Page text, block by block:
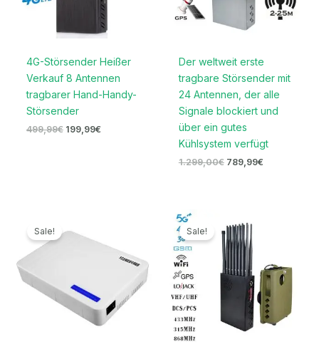
4G-Störsender Heißer
Verkauf 8 Antennen
tragbarer Hand-Handy-
Störsender
499,99€ 199,99€
Der weltweit erste
tragbare Störsender mit
24 Antennen, der alle
Signale blockiert und
über ein gutes
Kühlsystem verfügt
1.299,00€ 789,99€
Sale!
war:
329,99€.
Sale!
Preis
war:
1.599,00€